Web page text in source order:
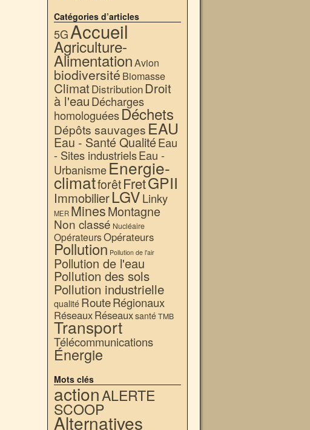
Catégories d’articles
5GAccueil
Agriculture-
AlimentationAvion
biodiversité Biomasse
ClimatDistributionDroit
à l'eauDécharges
homologuéesDéchets
Dépôts sauvages EAU
Eau - Santé QualitéEau
- Sites industrielsEau -
UrbanismeEnergie-
climatforêtFretGPII
ImmobilierLGVLinky
MER MinesMontagne
Non classé Nucléaire
OpérateursOpérateurs
Pollution Pollution de l'air
Pollution de l'eau
Pollution des sols
Pollution industrielle
qualité RouteRégionaux
RéseauxRéseauxsantéTMB
Transport
Télécommunications
Énergie
Mots clés
actionALERTE
SCOOP
Alternatives